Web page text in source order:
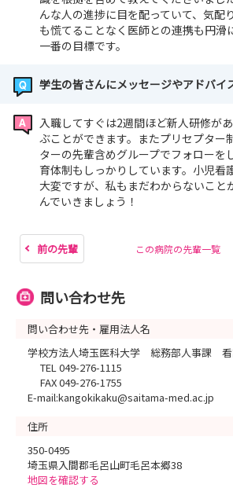
んな人の進捗に目を配っていて、気配
も慌てることなく医師との連携も円滑
一番の目標です。
学生の皆さんにメッセージやアドバイ
入職してすぐは2週間ほど新人研修が
ぶことができます。またプリセプター
ターの先輩含めグループでフォローを
育体制もしっかりしています。小児看
大変ですが、私もまだわからないこと
んでいきましょう！
前の先輩 この病院の先輩一覧
問い合わせ先
問い合わせ先・雇用法人名
学校方法人埼玉医科大学 総務部人事課 看
TEL 049-276-1115
FAX 049-276-1755
E-mail:kangokikaku@saitama-med.ac.jp
住所
350-0495
埼玉県入間郡毛呂山町毛呂本郷38
地図を確認する